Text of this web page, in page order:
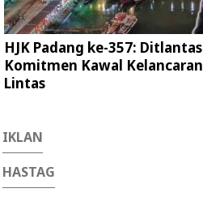
HJK Padang ke-357:
Komitmen Kawal
Lintas
IKLAN
HASTAG